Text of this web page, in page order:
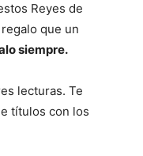
Reyes de
que un
siempre.
lecturas. Te
títulos con los